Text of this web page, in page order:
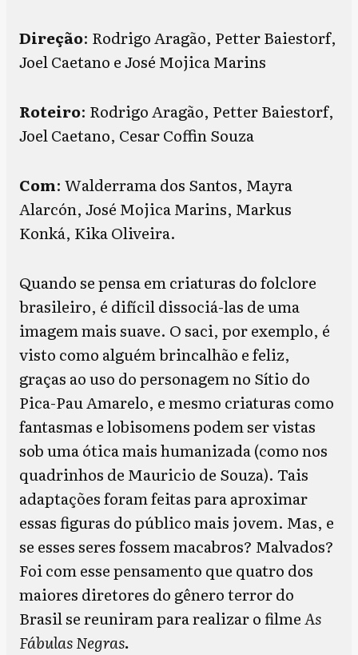
Direção: Rodrigo Aragão, Petter Baiestorf,
Joel Caetano e José Mojica Marins
Roteiro: Rodrigo Aragão, Petter Baiestorf,
Joel Caetano, Cesar Coffin Souza
Com: Walderrama dos Santos, Mayra
Alarcón, José Mojica Marins, Markus
Konká, Kika Oliveira.
Quando se pensa em criaturas do folclore
brasileiro, é difícil dissociá-las de uma
imagem mais suave. O saci, por exemplo, é
visto como alguém brincalhão e feliz,
graças ao uso do personagem no Sítio do
Pica-Pau Amarelo, e mesmo criaturas como
fantasmas e lobisomens podem ser vistas
sob uma ótica mais humanizada (como nos
quadrinhos de Mauricio de Souza). Tais
adaptações foram feitas para aproximar
essas figuras do público mais jovem. Mas, e
se esses seres fossem macabros? Malvados?
Foi com esse pensamento que quatro dos
maiores diretores do gênero terror do
Brasil se reuniram para realizar o filmeAs
Fábulas Negras.